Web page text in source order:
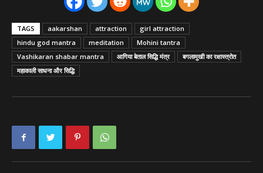
TAGS aakarshan attraction
girl attraction
hindu god mantra
meditation
Mohini tantra
Vashikaran shabar mantra
आगिया बेताल सिद्धि मंत्र
बगलामुखी का रक्षास्त्रोत
महाकाली साधना और सिद्धि